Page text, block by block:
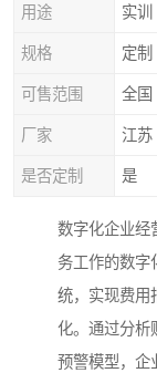
用途 实训
规格 定制
可售范围 全国
厂家 江苏
是否定制 是
数字化企业经
务工作的数字
统，实现费用
化。通过分析
预警模型，企